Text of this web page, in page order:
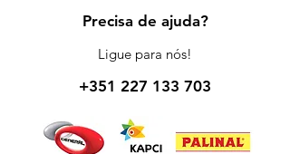
Precisa de ajuda?
Ligue para nós!
+351 227 133 703